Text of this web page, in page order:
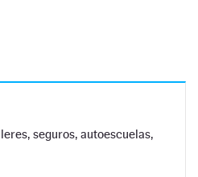
seguros, autoescuelas,